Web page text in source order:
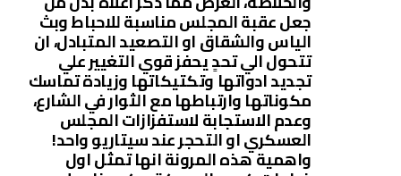
جعل عقبة المجلس مناسبة للاحباط وبث
الياس والشقاق او التصعيد المتبادل، ان
تتحول الي تحدٍ يحفز قوي التغيير علي
تجديد ادواتها وتكتيكاتها وزيادة تماسك
مكوناتها وارتباطها مع الثوار في الشارع،
وعدم الاستجابة لاستفزازات المجلس
العسكري او التحجر عند سيتاريو واحد!
واهمية هذه المرونة انها تمثل اول